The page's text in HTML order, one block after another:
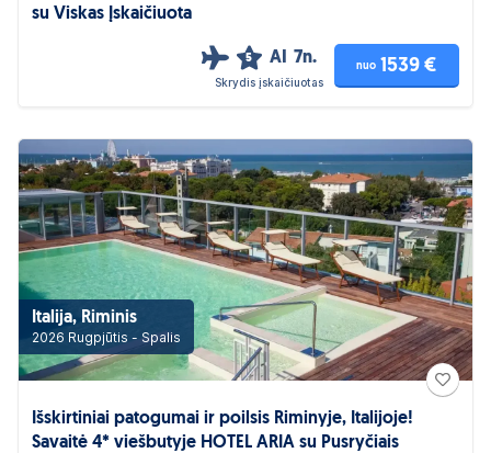
su Viskas Įskaičiuota
5 AI 7n.
Skrydis įskaičiuotas
nuo 1539 €
Italija, Riminis
2026 Rugpjūtis - Spalis
Išskirtiniai patogumai ir poilsis Riminyje, Italijoje!
Savaitė 4* viešbutyje HOTEL ARIA su Pusryčiais